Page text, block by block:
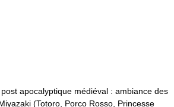
apocalyptique médiéval : ambiance des
(Totoro, Porco Rosso, Princesse